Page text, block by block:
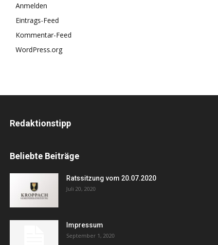
Anmelden
Eintrags-Feed
Kommentar-Feed
WordPress.org
Redaktionstipp
Beliebte Beiträge
Ratssitzung vom 20.07.2020
Juli 20, 2020
Impressum
September 1, 2020